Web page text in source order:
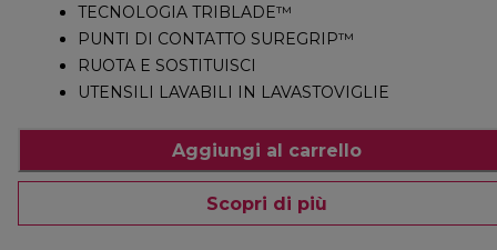
TECNOLOGIA TRIBLADE™
PUNTI DI CONTATTO SUREGRIP™
RUOTA E SOSTITUISCI
UTENSILI LAVABILI IN LAVASTOVIGLIE
Aggiungi al carrello
Scopri di più